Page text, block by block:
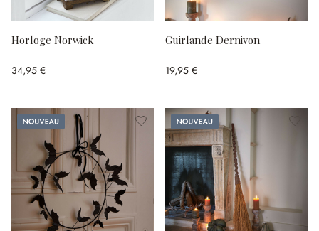
Horloge Norwick
34,95 €
Guirlande Dernivon
19,95 €
Nouveau Nouveau